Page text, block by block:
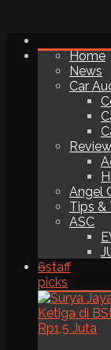
Home
News
Car
Review
Angel
Tips &
ASC
6staff
picks